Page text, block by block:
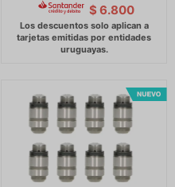
$ 6.800